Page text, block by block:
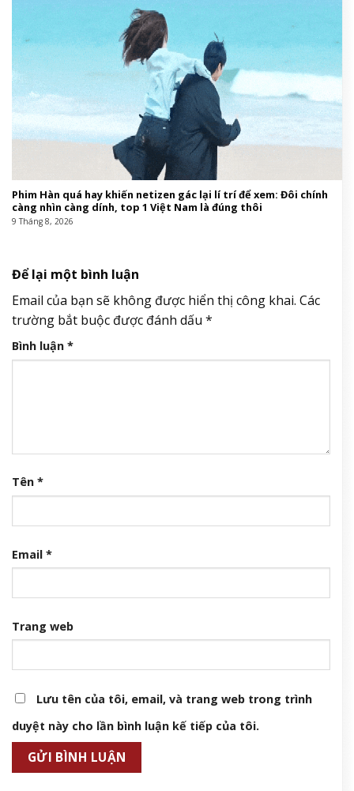
Phim Hàn quá hay khiến netizen gác lại lí trí để xem: Đôi chính
càng nhìn càng dính, top 1 Việt Nam là đúng thôi
9 Tháng 8, 2026
Để lại một bình luận
Email của bạn sẽ không được hiển thị công khai. Các
trường bắt buộc được đánh dấu *
Bình luận *
Tên *
Email *
Trang web
Lưu tên của tôi, email, và trang web trong trình
duyệt này cho lần bình luận kế tiếp của tôi.